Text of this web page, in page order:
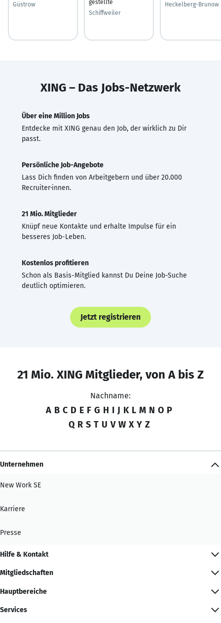
Güstrow
gestellte
Schiffweiler
Heckelberg-Brunow
XING – Das Jobs-Netzwerk
Über eine Million Jobs
Entdecke mit XING genau den Job, der wirklich zu Dir
passt.
Persönliche Job-Angebote
Lass Dich finden von Arbeitgebern und über 20.000
Recruiter·innen.
21 Mio. Mitglieder
Knüpf neue Kontakte und erhalte Impulse für ein
besseres Job-Leben.
Kostenlos profitieren
Schon als Basis-Mitglied kannst Du Deine Job-Suche
deutlich optimieren.
Jetzt registrieren
21 Mio. XING Mitglieder, von A bis Z
Nachname:
A B C D E F G H I J K L M N O P
Q R S T U V W X Y Z
Unternehmen
New Work SE
Karriere
Presse
Hilfe & Kontakt
Mitgliedschaften
Hauptbereiche
Services